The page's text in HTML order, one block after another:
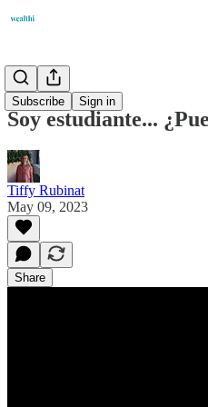
Subscribe Sign in
Podcast
Soy estudiante...
Tiffy Rubinat
May 09, 2023
Share